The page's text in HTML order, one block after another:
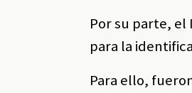
Por su parte,
para la
Para ello,